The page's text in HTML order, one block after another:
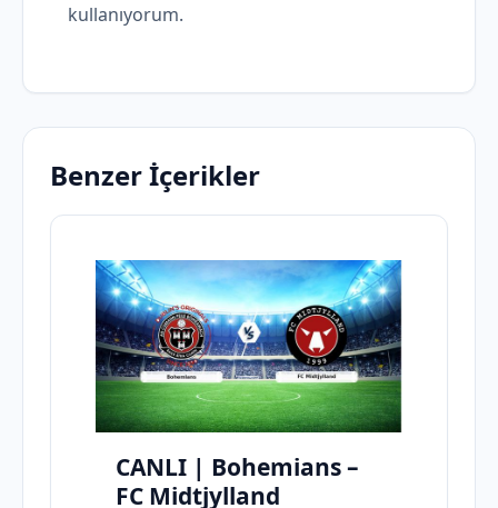
kullanıyorum.
Benzer İçerikler
CANLI | Bohemians –
FC Midtjylland